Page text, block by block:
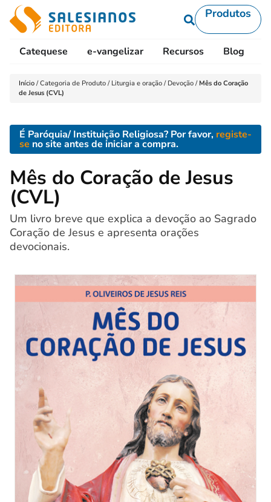
Produtos
Catequese e-vangelizar Recursos Blog
Início /Categoria de Produto / Liturgia e oração / Devoção / Mês do Coração
de Jesus (CVL)
É Paróquia/ Instituição Religiosa? Por favor, registe-
se no site antes de iniciar a compra.
Mês do Coração de Jesus
(CVL)
Um livro breve que explica a devoção ao Sagrado
Coração de Jesus e apresenta orações
devocionais.